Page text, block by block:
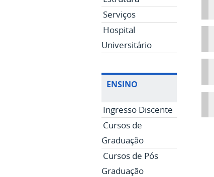
Serviços
Hospital
Universitário
ENSINO
Ingresso Discente
Cursos de
Graduação
Cursos de Pós
Graduação